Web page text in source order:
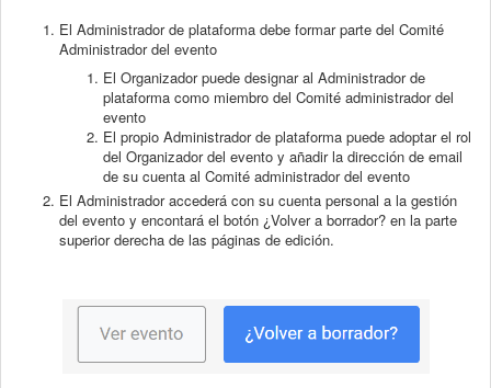
El Administrador de plataforma debe formar parte del Comité
Administrador del evento
El Organizador puede designar al Administrador de
plataforma como miembro del Comité administrador del
evento
El propio Administrador de plataforma puede adoptar el rol
del Organizador del evento y añadir la dirección de email
de su cuenta al Comité administrador del evento
El Administrador accederá con su cuenta personal a la gestión
del evento y encontará el botón ¿Volver a borrador? en la parte
superior derecha de las páginas de edición.